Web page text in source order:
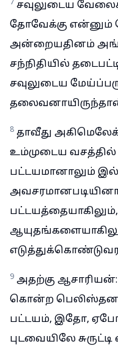
7 சவுலுடைய
தோவேக்கு என்னும்
அன்றையதினம்
சந்நிதியில்
சவுலுடைய
8 தாவீது
உம்முடைய வசத்தில்
பட்டயமானாலும்
9 அதற்கு
கொன்ற
பட்டயம், இதோ,
புடவையிலே